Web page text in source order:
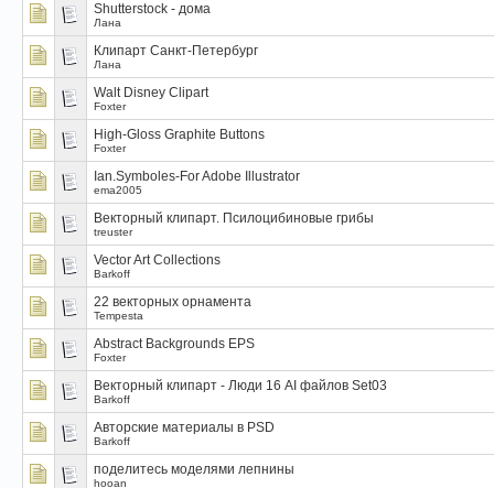
Shutterstock - дома
Лана
Клипарт Санкт-Петербург
Лана
Walt Disney Clipart
Foxter
High-Gloss Graphite Buttons
Foxter
Ian.Symboles-For Adobe Illustrator
ema2005
Вeкторный клипарт. Псилоцибиновые грибы
treuster
Vector Art Collections
Barkoff
22 векторных орнамента
Tempesta
Abstract Backgrounds EPS
Foxter
Векторный клипарт - Люди 16 AI файлов Set03
Barkoff
Авторские материалы в PSD
Barkoff
поделитесь моделями лепнины
hooan